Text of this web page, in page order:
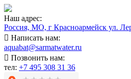
Наш адрес:
Россия, МО, г Красноармейск ул.
Написать нам:
aquabat@sarmatwater.ru
Позвонить нам:
тел: +7 495 308 31 36